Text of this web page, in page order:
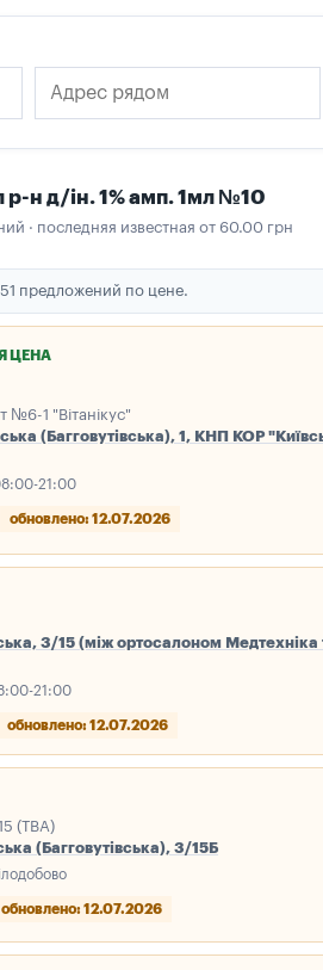
н д/ін. 1% амп. 1мл №10
· последняя известная от 60.00 грн
предложений по цене.
ЦЕНА
№6-1 "Вітанікус"
(Багговутівська), 1, КНП КОР
21:00
обновлено: 12.07.2026
3/15 (між ортосалоном Медтехніка
21:00
обновлено: 12.07.2026
(ТВА)
(Багговутівська), 3/15Б
обновлено: 12.07.2026